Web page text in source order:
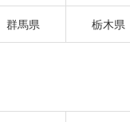
群馬県 栃木県